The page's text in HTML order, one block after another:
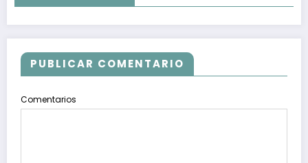
PUBLICAR COMENTARIO
Comentarios